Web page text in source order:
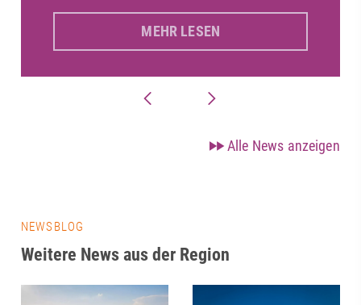
MEHR LESEN
Alle News anzeigen
NEWSBLOG
Weitere News aus der Region